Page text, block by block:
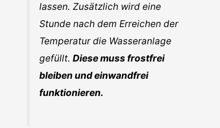
lassen. Zusätzlich wird eine
Stunde nach dem Erreichen der
Temperatur die Wasseranlage
gefüllt.Diese muss frostfrei
bleiben und einwandfrei
funktionieren.